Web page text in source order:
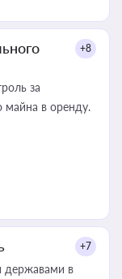
+8
за
майна в оренду.
+7
державами в